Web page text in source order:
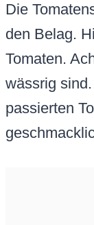
Die
den Belag.
Tomaten.
wässrig
passierten